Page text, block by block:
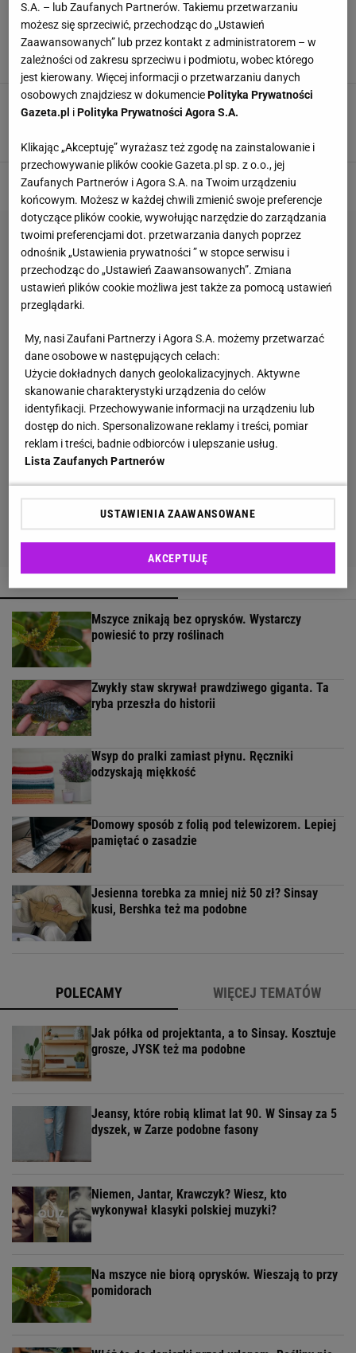
Żółte plamy na trawniku nigdy więcej się nie
pojawią. Wystarczy, że będziesz unikać tych
czynników
DOMOWE SPOSOBY OGRÓD PIELĘGNACJA TRAWNIKA ROŚLINY
Wertykulacja trawnika. Wykonaj ten zabieg po
zimie, a trawa zazieleni, zanim nadejdzie lato
Mszyce znikają bez oprysków. Wystarczy
powiesić to przy roślinach
Zwykły staw skrywał prawdziwego giganta. Ta
ryba przeszła do historii
Wsyp do pralki zamiast płynu. Ręczniki
odzyskają miękkość
Domowy sposób z folią pod telewizorem. Lepiej
pamiętać o zasadzie
Jesienna torebka za mniej niż 50 zł? Sinsay
kusi, Bershka też ma podobne
POLECAMY WIĘCEJ TEMATÓW
Jak półka od projektanta, a to Sinsay. Kosztuje
grosze, JYSK też ma podobne
Jeansy, które robią klimat lat 90. W Sinsay za 5
dyszek, w Zarze podobne fasony
Niemen, Jantar, Krawczyk? Wiesz, kto
wykonywał klasyki polskiej muzyki?
Na mszyce nie biorą oprysków. Wieszają to przy
pomidorach
S.A. – lub Zaufanych Partnerów. Takiemu przetwarzaniu
możesz się sprzeciwić, przechodząc do „Ustawień
Zaawansowanych” lub przez kontakt z administratorem – w
zależności od zakresu sprzeciwu i podmiotu, wobec którego
jest kierowany. Więcej informacji o przetwarzaniu danych
osobowych znajdziesz w dokumencie Polityka Prywatności
Gazeta.pl i Polityka Prywatności Agora S.A.
Klikając „Akceptuję” wyrażasz też zgodę na zainstalowanie i
przechowywanie plików cookie Gazeta.pl sp. z o.o., jej
Zaufanych Partnerów i Agora S.A. na Twoim urządzeniu
końcowym. Możesz w każdej chwili zmienić swoje preferencje
dotyczące plików cookie, wywołując narzędzie do zarządzania
twoimi preferencjami dot. przetwarzania danych poprzez
odnośnik „Ustawienia prywatności ” w stopce serwisu i
przechodząc do „Ustawień Zaawansowanych”. Zmiana
ustawień plików cookie możliwa jest także za pomocą ustawień
przeglądarki.
My, nasi Zaufani Partnerzy i Agora S.A. możemy przetwarzać
dane osobowe w następujących celach:
Użycie dokładnych danych geolokalizacyjnych. Aktywne
skanowanie charakterystyki urządzenia do celów
identyfikacji. Przechowywanie informacji na urządzeniu lub
dostęp do nich. Spersonalizowane reklamy i treści, pomiar
reklam i treści, badnie odbiorców i ulepszanie usług.
Lista Zaufanych Partnerów
USTAWIENIA ZAAWANSOWANE
AKCEPTUJĘ